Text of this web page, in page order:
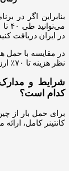
بنابراین اگر در
در ایران دریافت
در مقایسه با حمل
نظر هزینه تا ۷۰٪ ارزان‌تر خواهد بود.
شرایط و
کدام است؟
برای حمل بار از
کانتینر کامل،